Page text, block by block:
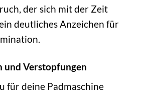
der sich mit der Zeit
deutliches Anzeichen für
und Verstopfungen
für deine Padmaschine